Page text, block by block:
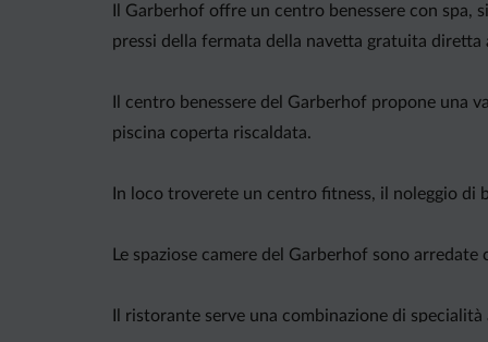
Il Garberhof offre un centro benessere con spa,
pressi della fermata della navetta gratuita diretta
Il centro benessere del Garberhof propone una
piscina coperta riscaldata.
In loco troverete un centro fitness, il noleggio di
Le spaziose camere del Garberhof sono
Il ristorante serve una combinazione di